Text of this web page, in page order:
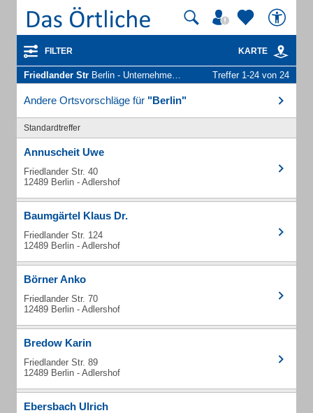
FILTER KARTE
Friedlander Str Berlin - Unternehmen und Personen Treffer 1-24 von 24
Andere Ortsvorschläge für "Berlin"
Standardtreffer
Annuscheit Uwe
Friedlander Str. 40
12489 Berlin - Adlershof
Baumgärtel Klaus Dr.
Friedlander Str. 124
12489 Berlin - Adlershof
Börner Anko
Friedlander Str. 70
12489 Berlin - Adlershof
Bredow Karin
Friedlander Str. 89
12489 Berlin - Adlershof
Ebersbach Ulrich